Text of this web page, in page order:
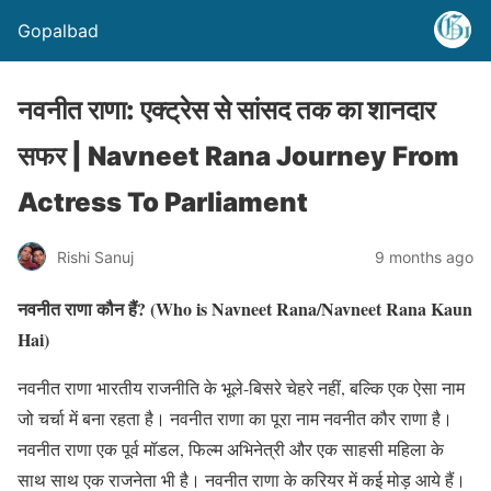
Gopalbad
नवनीत राणा: एक्ट्रेस से सांसद तक का शानदार
सफर | Navneet Rana Journey From
Actress To Parliament
Rishi Sanuj 9 months ago
नवनीत राणा कौन हैं? (Who is Navneet Rana/Navneet Rana Kaun
Hai)
नवनीत राणा भारतीय राजनीति के भूले-बिसरे चेहरे नहीं, बल्कि एक ऐसा नाम
जो चर्चा में बना रहता है। नवनीत राणा का पूरा नाम नवनीत कौर राणा है।
नवनीत राणा एक पूर्व मॉडल, फिल्म अभिनेत्री और एक साहसी महिला के
साथ साथ एक राजनेता भी है। नवनीत राणा के करियर में कई मोड़ आये हैं।